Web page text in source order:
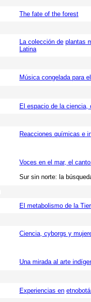
The fate of the forest
La colección de plantas
Latina
Música congelada para
El espacio de la ciencia,
Reacciones químicas e
Voces en el mar, el
Sur sin norte: la
El metabolismo de la
Ciencia, cyborgs y
Una mirada al arte
Experiencias en